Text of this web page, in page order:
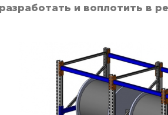
и воплотить в